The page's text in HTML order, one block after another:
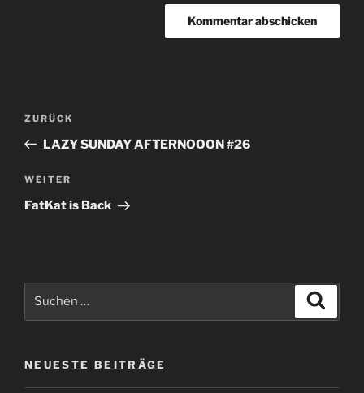
Beitragsnavigation
Vorheriger
Beitrag
ZURÜCK
LAZY SUNDAY AFTERNOOON #26
Nächster
Beitrag
WEITER
FatKat is Back
NEUESTE BEITRÄGE